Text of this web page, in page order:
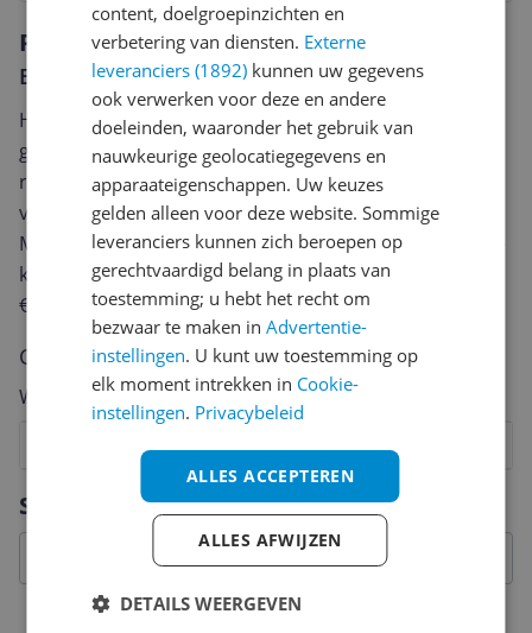
Specificaties
Belangrijkste kenmerken
Reviews
Er zijn nog geen reviews geschreven
Heb jij dit product in bezit en wil je graag je mening
geven? Start dan hieronder met het schrijven van je
review. Afhankelijk van de details duurt het schrijven
van een review gemiddeld tussen de 3 en 10 minuten.
Met jouw mening help je andere bezoekers een betere
keuze te maken én maak je iedere maand kans op
€250,-!
Klik hier voor de actievoorwaarden.
Cijfer
Welk cijfer geef jij dit product?
8
7
6
5
4
3
Vraag 1 van 4
content, doelgroepinzichten en
verbetering van diensten. Externe
leveranciers (1892) kunnen uw gegevens
ook verwerken voor deze en andere
doeleinden, waaronder het gebruik van
nauwkeurige geolocatiegegevens en
apparaateigenschappen. Uw keuzes
gelden alleen voor deze website. Sommige
leveranciers kunnen zich beroepen op
gerechtvaardigd belang in plaats van
toestemming; u hebt het recht om
bezwaar te maken inAdvertentie-
instellingen. U kunt uw toestemming op
elk moment intrekken in Cookie-
instellingen. Privacybeleid
ALLES ACCEPTEREN
ALLES AFWIJZEN
DETAILS WEERGEVEN